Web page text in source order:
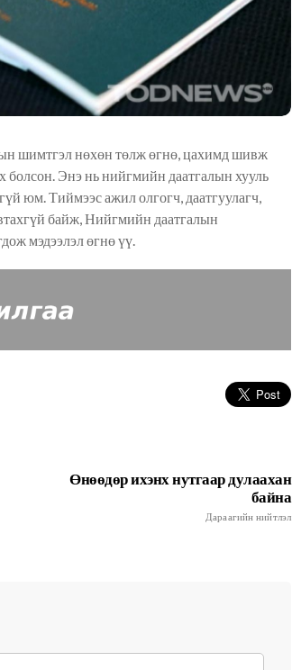
шимтгэл нөхөн төлж өгнө, цахимд шивж
болсон. Энэ нь нийгмийн даатгалын хууль
юм. Тиймээс ажил олгогч, даатгуулагч,
байж, Нийгмийн даатгалын
мэдээлэл өгнө үү.
Өнөөдөр ихэнх нутгаар дулаахан
байна
Дараагийн нийтлэл